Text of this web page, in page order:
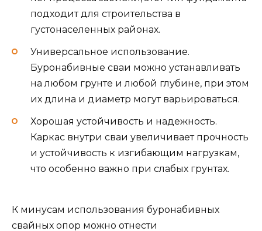
подходит для строительства в
густонаселенных районах.
Универсальное использование.
Буронабивные сваи можно устанавливать
на любом грунте и любой глубине, при этом
их длина и диаметр могут варьироваться.
Хорошая устойчивость и надежность.
Каркас внутри сваи увеличивает прочность
и устойчивость к изгибающим нагрузкам,
что особенно важно при слабых грунтах.
К минусам использования буронабивных
свайных опор можно отнести